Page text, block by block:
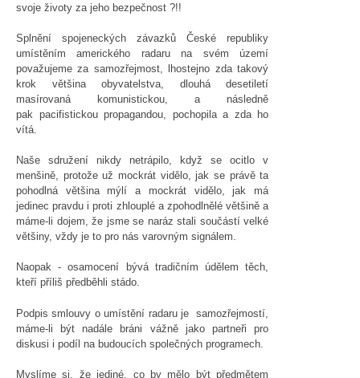
svoje životy za jeho bezpečnost ?!!
Splnění spojeneckých závazků České republiky
umístěním amerického radaru na svém území
považujeme za samozřejmost, lhostejno zda takový
krok většina obyvatelstva, dlouhá desetiletí
masírovaná komunistickou, a následně
pak pacifistickou propagandou, pochopila a zda ho
vítá.
Naše sdružení nikdy netrápilo, když se ocitlo v
menšině, protože už mockrát vidělo, jak se právě ta
pohodlná většina mýlí a mockrát vidělo, jak má
jedinec pravdu i proti zhlouplé a zpohodlnělé většině a
máme-li dojem, že jsme se naráz stali součástí velké
většiny, vždy je to pro nás varovným signálem.
Naopak - osamocení bývá tradičním údělem těch,
kteří příliš předběhli stádo.
Podpis smlouvy o umístění radaru je samozřejmostí,
máme-li být nadále bráni vážně jako partneři pro
diskusi i podíl na budoucích společných programech.
Myslíme si, že jediné, co by mělo být předmětem